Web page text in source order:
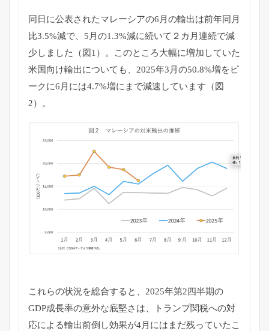
同日に公表されたマレーシアの6月の輸出は前年同月
比3.5%減で、5月の1.3%減に続いて２カ月連続で減
少しました（図1）。このところ大幅に増加していた
米国向け輸出についても、2025年3月の50.8%増をピ
ークに6月には4.7%増にまで減速しています（図
2）。
これらの状況を総合すると、2025年第2四半期の
GDP成長率の意外な底堅さは、トランプ関税への対
応による輸出前倒し効果が4月にはまだ残っていたこ